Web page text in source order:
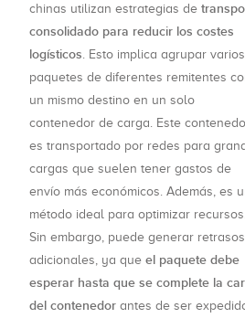
chinas utilizan estrategias de
consolidado para reducir los costes
logísticos. Esto implica agrupar varios
paquetes de diferentes remitentes
un mismo destino en un solo
contenedor de carga. Este
es transportado por redes para
cargas que suelen tener gastos de
envío más económicos. Además, es
método ideal para optimizar
Sin embargo, puede generar retrasos
adicionales, ya que el paquete debe
esperar hasta que se complete la
del contenedor antes de ser